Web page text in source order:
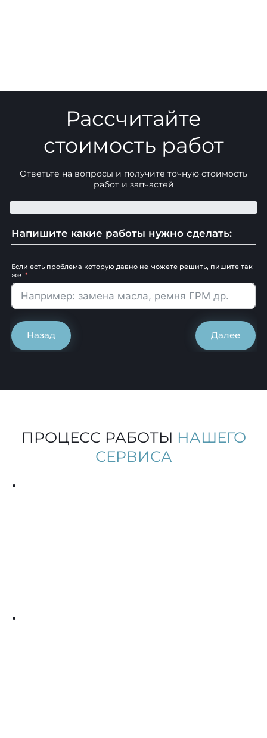
Рассчитайте
стоимость работ
Ответьте на вопросы и получите точную стоимость
работ и запчастей
Напишите какие работы нужно сделать:
Если есть проблема которую давно не можете решить, пишите так
же
Назад Далее
ПРОЦЕСС РАБОТЫ НАШЕГО
СЕРВИСА